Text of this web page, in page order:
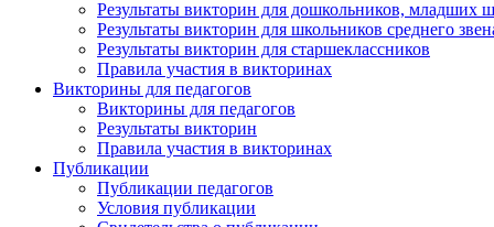
Результаты викторин для дошкольников, младших
Результаты викторин для школьников среднего
Результаты викторин для старшеклассников
Правила участия в викторинах
Викторины для педагогов
Викторины для педагогов
Результаты викторин
Правила участия в викторинах
Публикации
Публикации педагогов
Условия публикации